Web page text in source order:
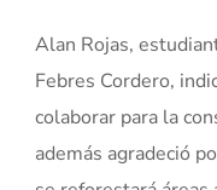
Alan Rojas,
Febres Cordero,
colaborar para la
además agradeció